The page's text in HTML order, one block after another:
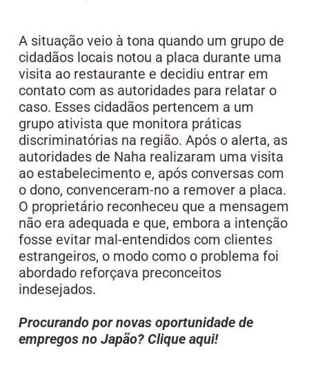
A situação veio à tona quando um grupo de
cidadãos locais notou a placa durante uma
visita ao restaurante e decidiu entrar em
contato com as autoridades para relatar o
caso. Esses cidadãos pertencem a um
grupo ativista que monitora práticas
discriminatórias na região. Após o alerta, as
autoridades de Naha realizaram uma visita
ao estabelecimento e, após conversas com
o dono, convenceram-no a remover a placa.
O proprietário reconheceu que a mensagem
não era adequada e que, embora a intenção
fosse evitar mal-entendidos com clientes
estrangeiros, o modo como o problema foi
abordado reforçava preconceitos
indesejados.
Procurando por novas oportunidade de
empregos no Japão? Clique aqui!